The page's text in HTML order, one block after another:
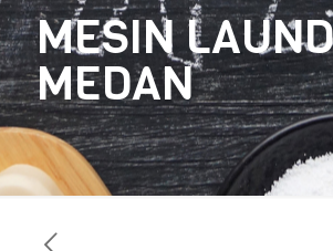
MESIN
MEDAN